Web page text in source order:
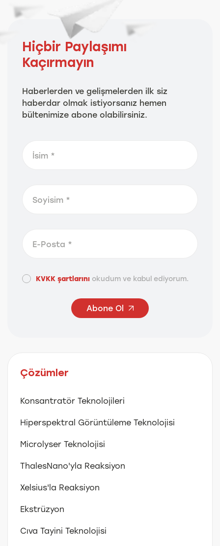
Hiçbir Paylaşımı
Kaçırmayın
Haberlerden ve gelişmelerden ilk siz
haberdar olmak istiyorsanız hemen
bültenimize abone olabilirsiniz.
KVKK şartlarını okudum ve kabul ediyorum.
Abone Ol
Çözümler
Konsantratör Teknolojileri
Hiperspektral Görüntüleme Teknolojisi
Microlyser Teknolojisi
ThalesNano'yla Reaksiyon
Xelsius'la Reaksiyon
Ekstrüzyon
Cıva Tayini Teknolojisi